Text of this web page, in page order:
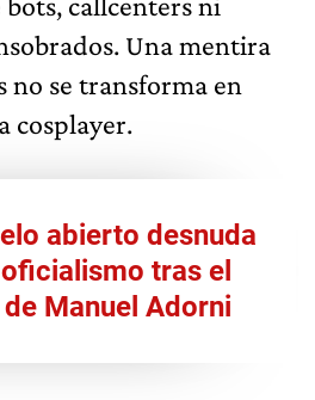
Una mentira
no se transforma en
cosplayer.
abierto desnuda
tras el
Manuel Adorni